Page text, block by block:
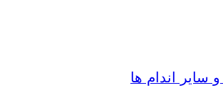
اندام ها